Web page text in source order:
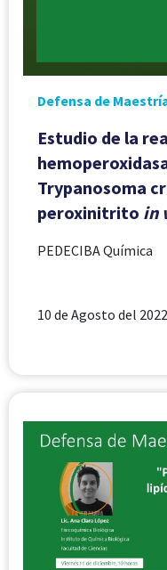
Defensa de
Estudio de la
Trypanosoma
peroxinitrito in
PEDECIBA Química
10 de Agosto del 2022